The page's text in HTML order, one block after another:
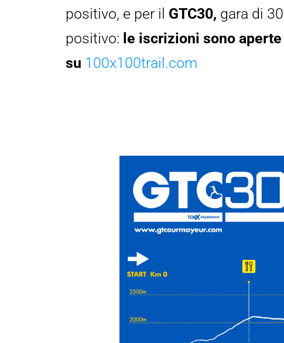
positivo, e per il GTC30, gara di
positivo: le iscrizioni sono
su 100x100trail.com